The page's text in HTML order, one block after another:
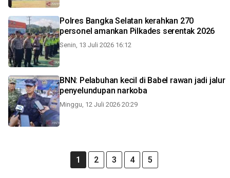
Polres Bangka Selatan kerahkan 270
personel amankan Pilkades serentak 2026
Senin, 13 Juli 2026 16:12
BNN: Pelabuhan kecil di Babel rawan jadi jalur
penyelundupan narkoba
Minggu, 12 Juli 2026 20:29
1 2 3 4 5